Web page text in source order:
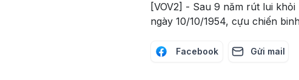
[VOV2] - Sau 9 năm rút lui
ngày 10/10/1954, cựu chiến
Facebook Gửi mail